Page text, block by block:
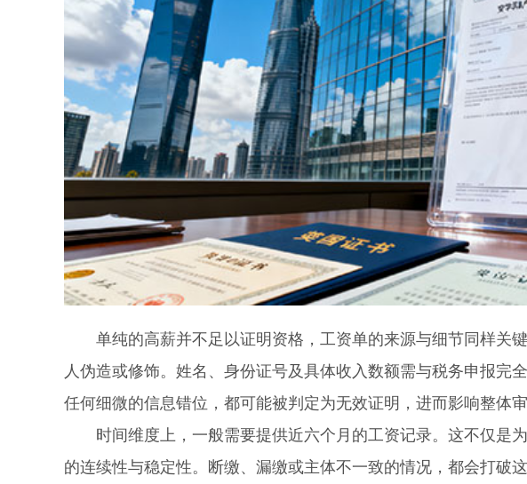
单纯的高薪并不足以证明资格，工资单的来源与细节同样关
人伪造或修饰。姓名、身份证号及具体收入数额需与税务申报完
任何细微的信息错位，都可能被判定为无效证明，进而影响整体审
时间维度上，一般需要提供近六个月的工资记录。这不仅是
的连续性与稳定性。断缴、漏缴或主体不一致的情况，都会打破